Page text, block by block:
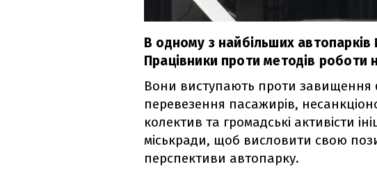
В одному з найбільших
Працівники проти методів роботи
Вони виступають проти завищення
перевезення пасажирів,
колектив та громадські активісти
міськради, щоб висловити свою
перспективи автопарку.